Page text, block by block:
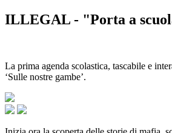
ILLEGAL - "Porta a
La prima agenda scolastica, tascabile e
‘Sulle nostre gambe’.